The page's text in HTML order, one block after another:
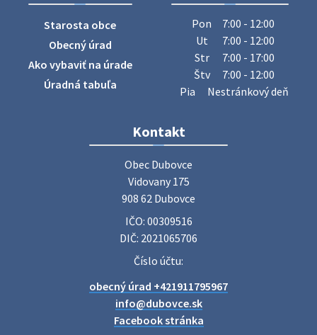
Starosta obce
Obecný úrad
Ako vybaviť na úrade
Úradná tabuľa
Pon
7:00 - 12:00
Ut
7:00 - 12:00
Str
7:00 - 17:00
Štv
7:00 - 12:00
Pia
Nestránkový deň
Kontakt
Obec Dubovce
Vidovany 175
908 62 Dubovce
IČO: 00309516
DIČ: 2021065706
Číslo účtu:
obecný úrad +421911795967
info@dubovce.sk
Facebook stránka